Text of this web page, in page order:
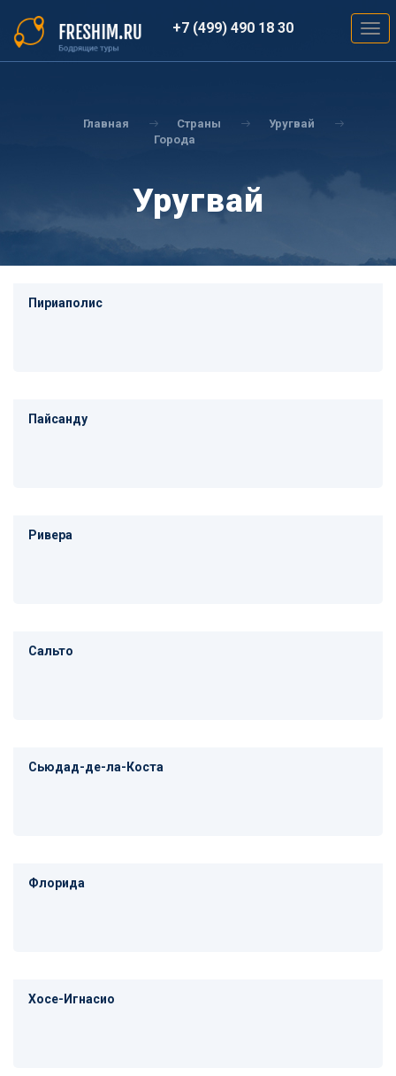
основному
содержанию
+7 (499) 490 18 30
Главная Страны
Уругвай
Города
Уругвай
Пириаполис
Пайсанду
Ривера
Сальто
Сьюдад-де-ла-Коста
Флорида
Хосе-Игнасио